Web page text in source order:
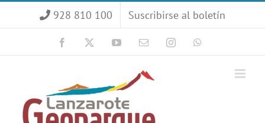
928 810 100 Suscribirse al boletín
Facebook YouTubeCorreoInstagram